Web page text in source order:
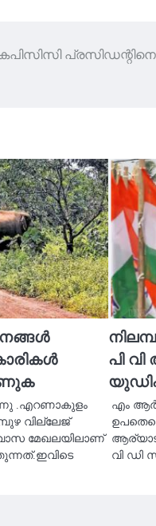
.എറണാകുളം
വില്ലേജ്
മേഖലയിലാണ്
പി
എം ആർ
വി ഡി